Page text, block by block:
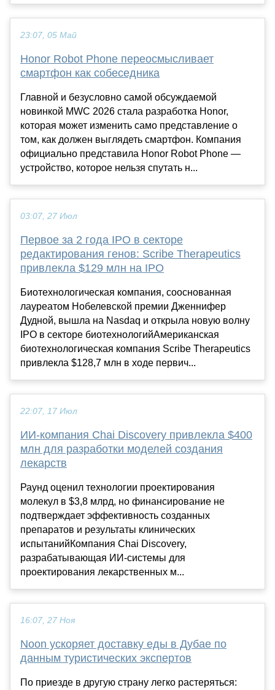
23:07, 05 Май
Honor Robot Phone переосмысливает
смартфон как собеседника
Главной и безусловно самой обсуждаемой
новинкой MWC 2026 стала разработка Honor,
которая может изменить само представление о
том, как должен выглядеть смартфон. Компания
официально представила Honor Robot Phone —
устройство, которое нельзя спутать н...
03:07, 27 Июл
Первое за 2 года IPO в секторе
редактирования генов: Scribe Therapeutics
привлекла $129 млн на IPO
Биотехнологическая компания, сооснованная
лауреатом Нобелевской премии Дженнифер
Дудной, вышла на Nasdaq и открыла новую волну
IPO в секторе биотехнологийАмериканская
биотехнологическая компания Scribe Therapeutics
привлекла $128,7 млн в ходе первич...
22:07, 17 Июл
ИИ-компания Chai Discovery привлекла $400
млн для разработки моделей создания
лекарств
Раунд оценил технологии проектирования
молекул в $3,8 млрд, но финансирование не
подтверждает эффективность созданных
препаратов и результаты клинических
испытанийКомпания Chai Discovery,
разрабатывающая ИИ-системы для
проектирования лекарственных м...
16:07, 27 Ноя
Noon ускоряет доставку еды в Дубае по
данным туристических экспертов
По приезде в другую страну легко растеряться: